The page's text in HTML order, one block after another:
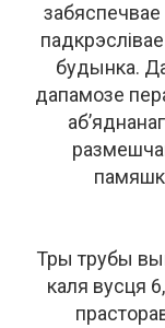
будынка.
дапамозе
Тры трубы
каля вусця